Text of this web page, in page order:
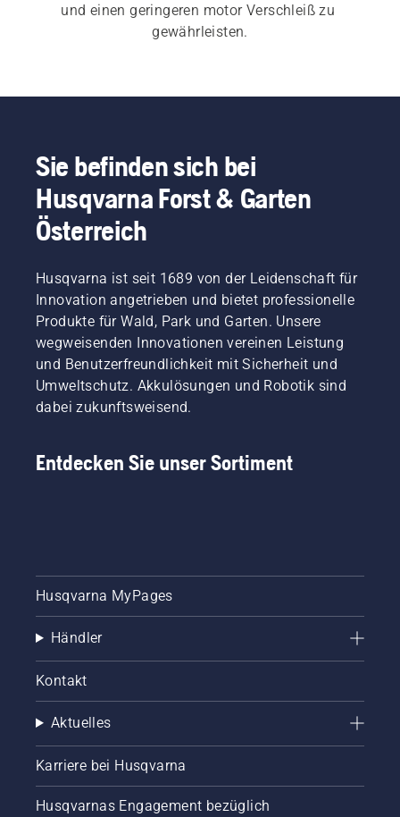
und einen geringeren motor Verschleiß zu
gewährleisten.
Sie befinden sich bei
Husqvarna Forst & Garten
Österreich
Husqvarna ist seit 1689 von der Leidenschaft für
Innovation angetrieben und bietet professionelle
Produkte für Wald, Park und Garten. Unsere
wegweisenden Innovationen vereinen Leistung
und Benutzerfreundlichkeit mit Sicherheit und
Umweltschutz. Akkulösungen und Robotik sind
dabei zukunftsweisend.
Entdecken Sie unser Sortiment
Husqvarna MyPages
Händler
Kontakt
Aktuelles
Karriere bei Husqvarna
Husqvarnas Engagement bezüglich